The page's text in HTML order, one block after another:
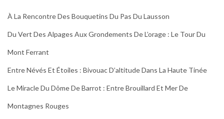
À La Rencontre Des Bouquetins Du Pas Du Lausson
Du Vert Des Alpages Aux Grondements De L’orage : Le Tour Du
Mont Ferrant
Entre Névés Et Étoiles : Bivouac D’altitude Dans La Haute Tinée
Le Miracle Du Dôme De Barrot : Entre Brouillard Et Mer De
Montagnes Rouges